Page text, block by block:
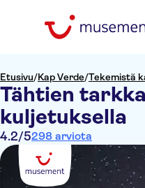
Etusivu/Kap Verde/Tekemistä
Tähtien
kuljetuksella
4.2/5298 arviota